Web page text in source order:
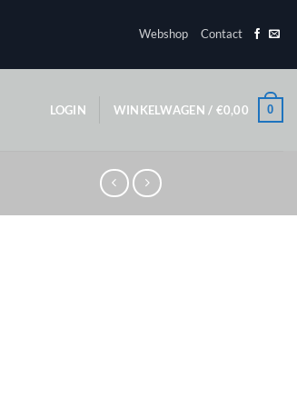
Webshop Contact
LOGIN WINKELWAGEN / €0,00 0